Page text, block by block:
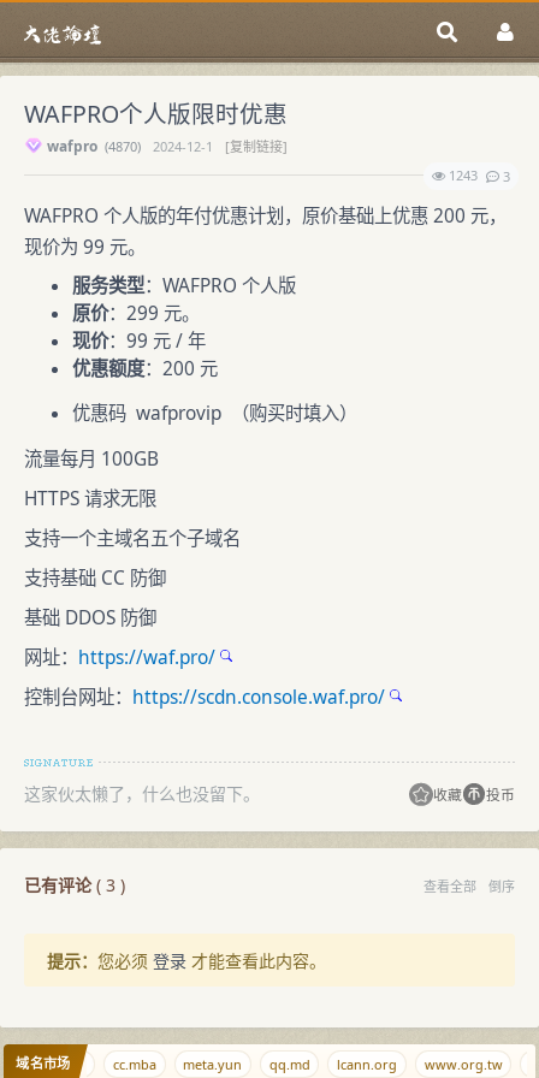
WAFPRO个人版限时优惠
wafpro (4870) 2024-12-1
[复制链接]
1243
3
WAFPRO 个人版的年付优惠计划，原价基础上优惠 200 元，
现价为 99 元。
服务类型：WAFPRO 个人版
原价：299 元。
现价：99 元 / 年
优惠额度：200 元
优惠码 wafprovip （购买时填入）
流量每月 100GB
HTTPS 请求无限
支持一个主域名五个子域名
支持基础 CC 防御
基础 DDOS 防御
网址： https://waf.pro/
控制台网址： https://scdn.console.waf.pro/
这家伙太懒了，什么也没留下。 收藏 投币
已有评论( 3 ) 查看全部 倒序
提示： 您必须 登录 才能查看此内容。
域名市场
tiaoqi.com cc.mba meta.yun qq.md lcann.org www.org.tw